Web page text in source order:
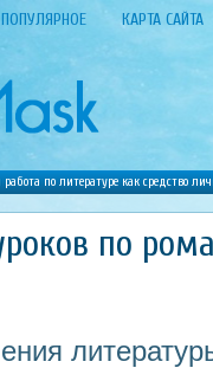
ПОПУЛЯРНОЕ КАРТА САЙТА
работа по литературе как средство
по